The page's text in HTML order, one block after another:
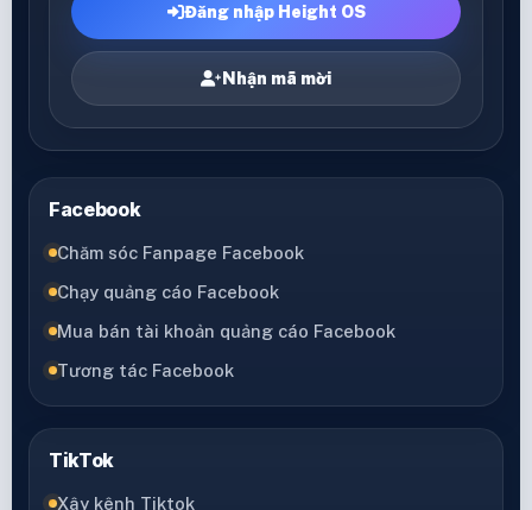
Đăng nhập Height OS
Nhận mã mời
Facebook
Chăm sóc Fanpage Facebook
Chạy quảng cáo Facebook
Mua bán tài khoản quảng cáo Facebook
Tương tác Facebook
TikTok
Xây kênh Tiktok